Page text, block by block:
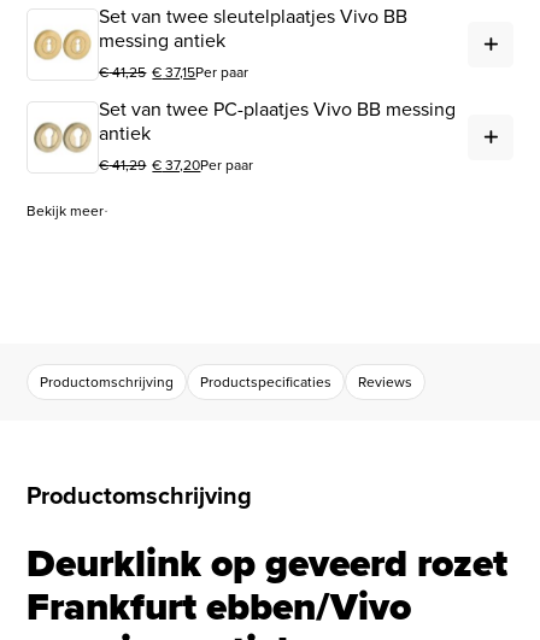
Set van twee sleutelplaatjes Vivo BB
messing antiek
€41,25
Oorspronkelijke prijs was: € 41,25.
€37,15
Huidige prijs is: € 37,15.
Per paar
Set van twee PC-plaatjes Vivo BB messing
antiek
€41,29
Oorspronkelijke prijs was: € 41,29.
€37,20
Huidige prijs is: € 37,20.
Per paar
Bekijk meer
Productomschrijving Productspecificaties Reviews
Productomschrijving
Deurklink op geveerd rozet
Frankfurt ebben/Vivo